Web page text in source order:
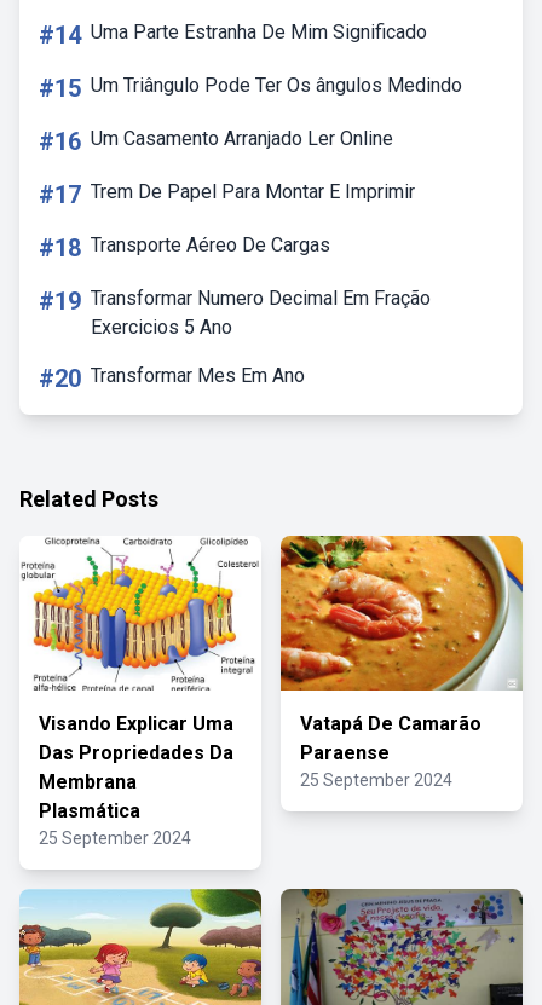
#14 Uma Parte Estranha De Mim Significado
#15 Um Triângulo Pode Ter Os ângulos Medindo
#16 Um Casamento Arranjado Ler Online
#17 Trem De Papel Para Montar E Imprimir
#18 Transporte Aéreo De Cargas
#19 Transformar Numero Decimal Em Fração
Exercicios 5 Ano
#20 Transformar Mes Em Ano
Related Posts
Visando Explicar Uma
Das Propriedades Da
Membrana
Plasmática
25 September 2024
Vatapá De Camarão
Paraense
25 September 2024